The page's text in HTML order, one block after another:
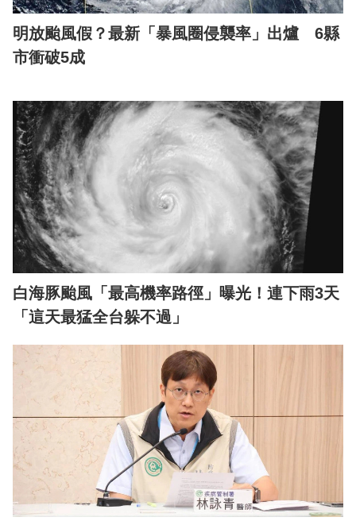
明放颱風假？最新「暴風圈侵襲率」出爐 6縣
市衝破5成
白海豚颱風「最高機率路徑」曝光！連下雨3天
「這天最猛全台躲不過」